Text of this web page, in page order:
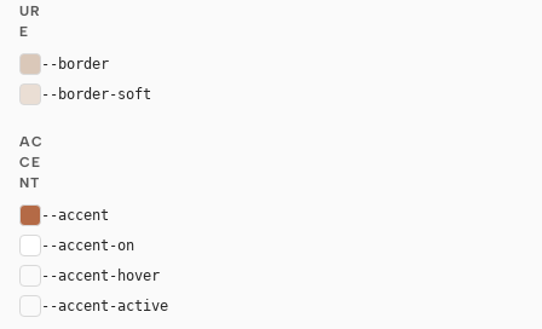
UR
E
--border
--border-soft
AC
CE
NT
--accent
--accent-on
--accent-hover
--accent-active